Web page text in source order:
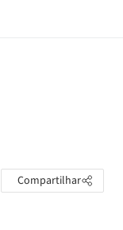
Compartilhar